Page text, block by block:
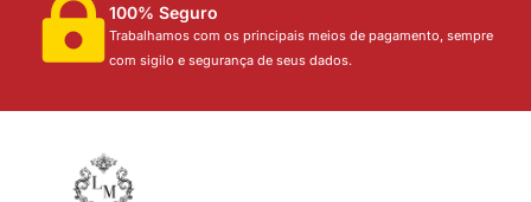
100% Seguro
Trabalhamos com os principais meios de pagamento, sempre
com sigilo e segurança de seus dados.